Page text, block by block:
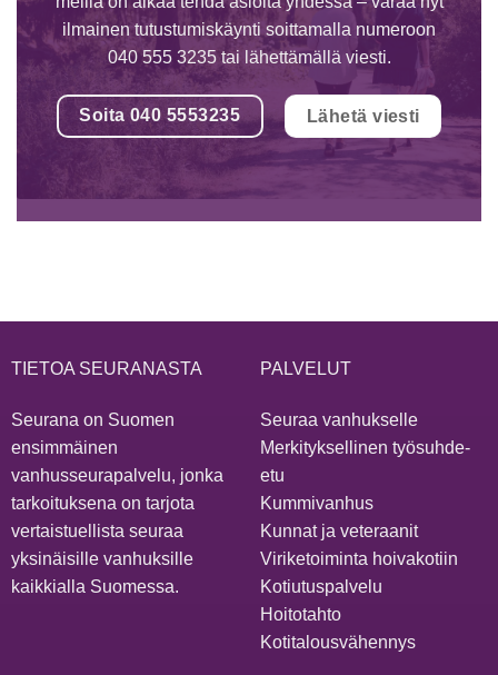
ilmainen tutustumiskäynti soittamalla numeroon
040 555 3235 tai lähettämällä viesti.
Soita 040 5553235 Lähetä viesti
TIETOA SEURANASTA
Seurana on Suomen
ensimmäinen
vanhusseurapalvelu, jonka
tarkoituksena on tarjota
vertaistuellista seuraa
yksinäisille vanhuksille
kaikkialla Suomessa.
PALVELUT
Seuraa vanhukselle
Merkityksellinen työsuhde-
etu
Kummivanhus
Kunnat ja veteraanit
Viriketoiminta hoivakotiin
Kotiutuspalvelu
Hoitotahto
Kotitalousvähennys